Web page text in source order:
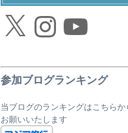
Instagram
参加ブログランキング
当ブログのランキングはこちらか
お願いいたします